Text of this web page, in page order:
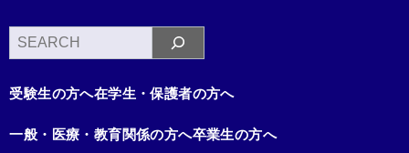
検
索
受験生の方へ在学生・保護者の方へ
一般・医療・教育関係の方へ卒業生の方へ